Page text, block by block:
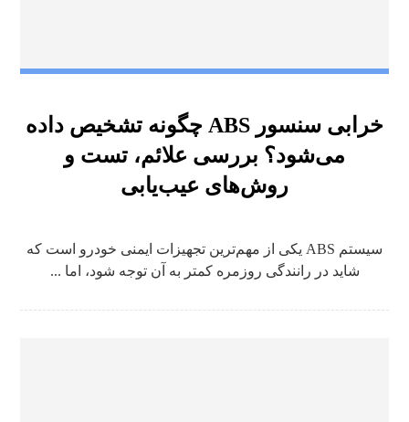
خرابی سنسور ABS چگونه تشخیص داده
می‌شود؟ بررسی علائم، تست و
روش‌های عیب‌یابی
سیستم ABS یکی از مهم‌ترین تجهیزات ایمنی خودرو است که
شاید در رانندگی روزمره کمتر به آن توجه شود، اما ...